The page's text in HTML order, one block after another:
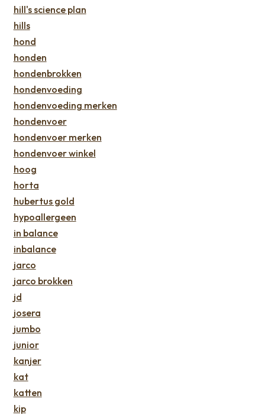
hill's science plan
hills
hond
honden
hondenbrokken
hondenvoeding
hondenvoeding merken
hondenvoer
hondenvoer merken
hondenvoer winkel
hoog
horta
hubertus gold
hypoallergeen
in balance
inbalance
jarco
jarco brokken
jd
josera
jumbo
junior
kanjer
kat
katten
kip